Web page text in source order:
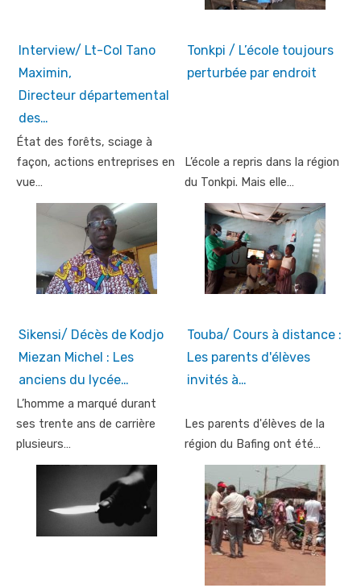
Interview/ Lt-Col Tano
Maximin,
Directeur départemental
des…
État des forêts, sciage à
façon, actions entreprises en
vue…
Tonkpi / L’école toujours
perturbée par endroit
L’école a repris dans la région
du Tonkpi. Mais elle…
Sikensi/ Décès de Kodjo
Miezan Michel : Les
anciens du lycée…
L’homme a marqué durant
ses trente ans de carrière
plusieurs…
Touba/ Cours à distance :
Les parents d'élèves
invités à…
Les parents d'élèves de la
région du Bafing ont été…